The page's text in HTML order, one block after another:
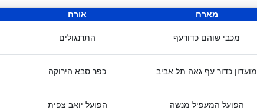
אורח מארח
התרנגולים מכבי שוהם כדורעף
כפר סבא הירוקה מועדון כדור עף גאה תל אביב
הפועל יואב צפית הפועל המעפיל מנשה